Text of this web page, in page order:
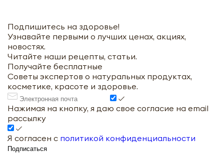
Подпишитесь на здоровье!
Узнавайте первыми о лучших ценах, акциях,
новостях.
Читайте наши рецепты, статьи.
Получайте бесплатные
Советы экспертов о натуральных продуктах,
косметике, красоте и здоровье.
Нажимая на кнопку, я даю свое согласие на email
рассылку
Я согласен с политикой конфиденциальности
Подписаться